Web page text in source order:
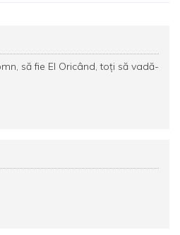
să fie El Oricând, toţi să vadă-